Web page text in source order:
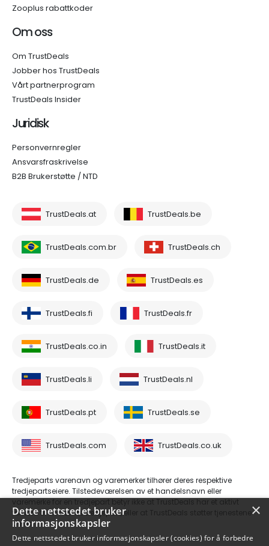
Zooplus rabattkoder
Om oss
Om TrustDeals
Jobber hos TrustDeals
Vårt partnerprogram
TrustDeals Insider
Juridisk
Personvernregler
Ansvarsfraskrivelse
B2B Brukerstøtte / NTD
TrustDeals.at TrustDeals.be
TrustDeals.com.br TrustDeals.ch
TrustDeals.de TrustDeals.es
TrustDeals.fi TrustDeals.fr
TrustDeals.co.in TrustDeals.it
TrustDeals.li TrustDeals.nl
TrustDeals.pt TrustDeals.se
TrustDeals.com TrustDeals.co.uk
Tredjeparts varenavn og varemerker tilhører deres respektive
tredjepartseiere. Tilstedeværelsen av et handelsnavn eller
forhold til en nevnte tredjepart, eller at TrustDeals støtter tjenestene
deres.
×
Dette nettstedet bruker
informasjonskapsler
Dette nettstedet bruker informasjonskapsler (cookies) for å forbedre